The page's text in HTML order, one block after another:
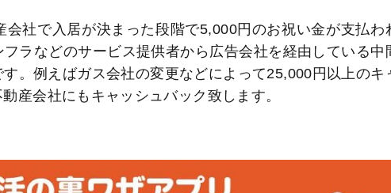
会社で入居が決まった段階で5,000円のお祝い金が支払わ
ラなどのサービス提供者から広告会社を経由している中
。例えばガス会社の変更などによって25,000円以上のキ
産会社にもキャッシュバック致します。